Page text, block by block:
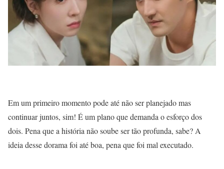
Em um primeiro momento pode até não ser planejado mas
continuar juntos, sim! É um plano que demanda o esforço dos
dois. Pena que a história não soube ser tão profunda, sabe? A
ideia desse dorama foi até boa, pena que foi mal executado.